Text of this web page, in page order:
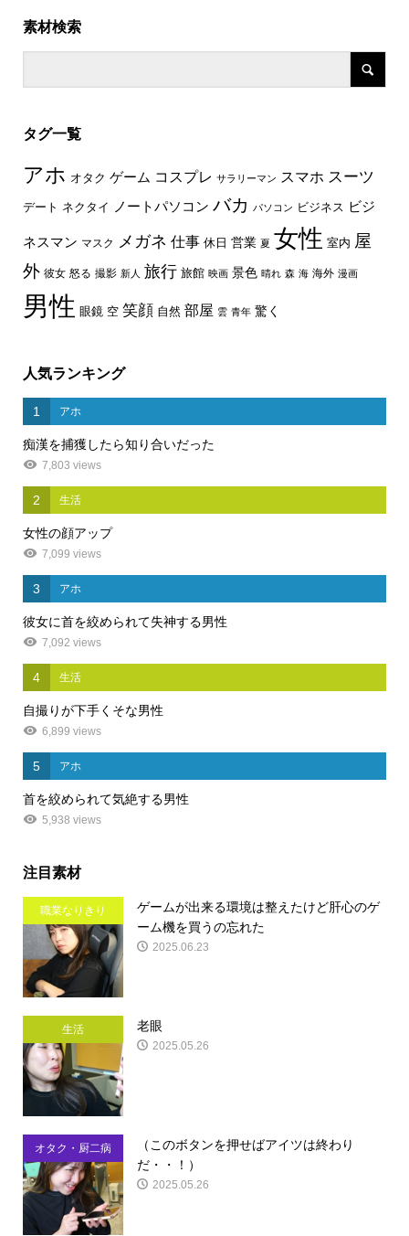
素材検索
タグ一覧
アホ オタク ゲーム コスプレ サラリーマン スマホ スーツ
デート ネクタイ ノートパソコン バカ パソコン ビジネス ビジ
ネスマン マスク メガネ 仕事 休日 営業 夏 女性 室内 屋
外 彼女 怒る 撮影 新人 旅行 旅館 映画 景色 晴れ 森 海 海外 漫画
男性 眼鏡 空 笑顔 自然 部屋 雲 青年 驚く
人気ランキング
1 アホ
痴漢を捕獲したら知り合いだった
7,803 views
2 生活
女性の顔アップ
7,099 views
3 アホ
彼女に首を絞められて失神する男性
7,092 views
4 生活
自撮りが下手くそな男性
6,899 views
5 アホ
首を絞められて気絶する男性
5,938 views
注目素材
職業なりきり
ゲームが出来る環境は整えたけど肝心のゲ
ーム機を買うの忘れた
2025.06.23
生活 老眼
2025.05.26
オタク・厨二病
（このボタンを押せばアイツは終わり
だ・・！）
2025.05.26